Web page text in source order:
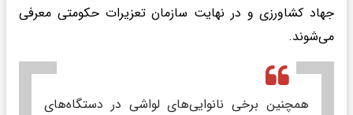
جهاد کشاورزی و در نهایت سازمان تعزیرات حکومتی معرفی
می‌شوند.
همچنین برخی نانوایی‌های لواشی در دستگاه‌های